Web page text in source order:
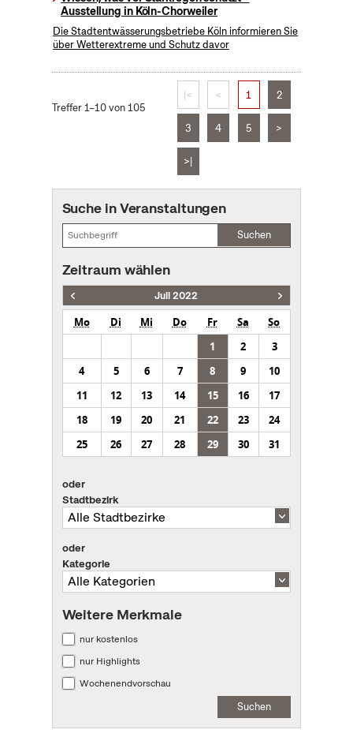
Ausstellung in Köln-Chorweiler
Die Stadtentwässerungsbetriebe Köln informieren Sie
über Wetterextreme und Schutz davor
Treffer 1–10 von 105
|< < 1 2
3 4 5 >
>|
Suche in Veranstaltungen
Suchen
Zeitraum wählen
Juli 2022
Mo Di Mi Do Fr Sa
So
1
2
3
4
5 6 7 8 9
10
11
12 13 14 15 16
17
18
19 20 21 22 23
24
25
26 27 28 29 30 31
oder
Stadtbezirk
oder
Kategorie
Weitere Merkmale
nur kostenlos
nur Highlights
Wochenendvorschau
Suchen